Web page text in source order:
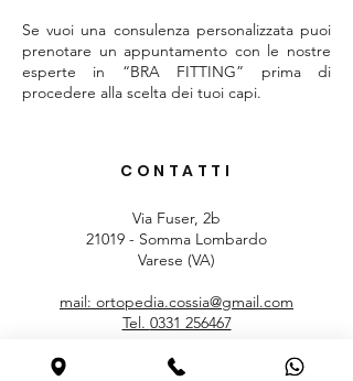
Se vuoi una consulenza personalizzata puoi
prenotare un appuntamento con le nostre
esperte in “BRA FITTING” prima di
procedere alla scelta dei tuoi capi.
CONTATTI
Via Fuser, 2b
21019 - Somma Lombardo
Varese (VA)
mail: ortopedia.cossia@gmail.com
Tel. 0331 256467